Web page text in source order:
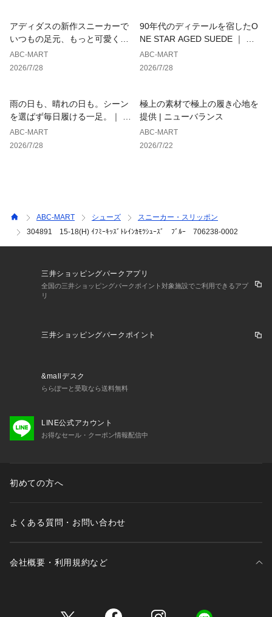
アディダスの新作スニーカーで
いつもの足元、もっと可愛くア
ップデート
ABC-MART
2026/7/28
90年代のディテールを宿したO
NE STAR AGED SUEDE ｜ コ
ンバース
ABC-MART
2026/7/28
雨の日も、晴れの日も。シーン
を選ばず毎日履ける一足。｜ ホ
ーキンス
ABC-MART
2026/7/28
極上の素材で極上の履き心地を
提供 | ニューバランス
ABC-MART
2026/7/22
ABC-MART シューズ
スニーカー・スリッポン
304891 15-18(H) ｲﾌﾐｰｷｯｽﾞﾄﾚｲﾝｶﾓﾂｼｭｰｽﾞ ﾌﾞﾙｰ 706238-0002
三井ショッピングパークアプリ
全国の三井ショッピングパークポイント対象施設でご利用できるアプ
リ
三井ショッピングパークポイント
&mallデスク
ららぽーと受取なら送料無料
LINE公式アカウント
お得なセール・クーポン情報配信中
初めての方へ
よくある質問・お問い合わせ
会社概要・利用規約など